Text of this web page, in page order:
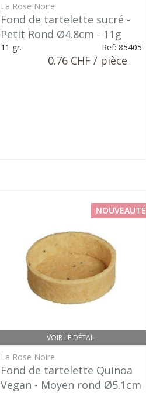
La Rose Noire
Fond de tartelette sucré -
Petit Rond Ø4.8cm - 11g
11 gr. Ref: 85405
0.76 CHF / pièce
VOIR LE DÉTAIL
NOUVEAUTÉ
La Rose Noire
Fond de tartelette Quinoa
Vegan - Moyen rond Ø5.1cm